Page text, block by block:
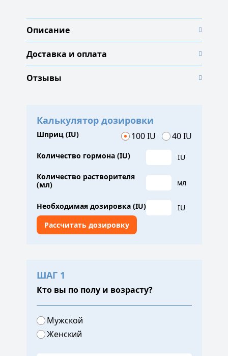
Описание
Доставка и оплата
Отзывы
Калькулятор дозировки
Шприц (IU) 100 IU 40 IU
Количество гормона (IU)
IU
Количество растворителя
(мл)
мл
Необходимая дозировка (IU) IU
ШАГ 1
Кто вы по полу и возрасту?
Мужской
Женский